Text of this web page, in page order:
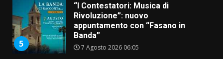
5
“I Contestatori: Musica di
Rivoluzione”: nuovo
appuntamento con “Fasano in
Banda”
7 Agosto 2026 06:05